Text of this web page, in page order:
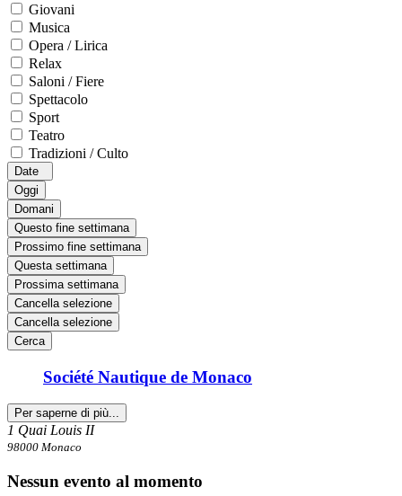
Giovani
Musica
Opera / Lirica
Relax
Saloni / Fiere
Spettacolo
Sport
Teatro
Tradizioni / Culto
Date
Oggi
Domani
Questo fine settimana
Prossimo fine settimana
Questa settimana
Prossima settimana
Cancella selezione
Cancella selezione
Cerca
Société Nautique de Monaco
Per saperne di più...
1 Quai Louis II
98000 Monaco
Nessun evento al momento